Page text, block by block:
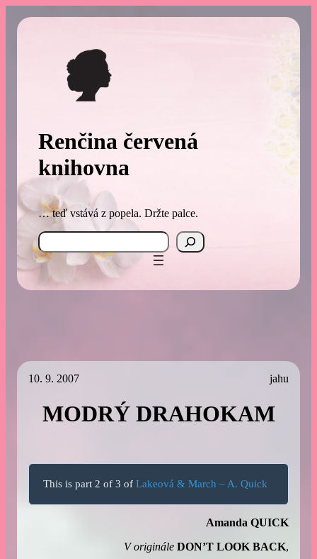
Renčina červená
knihovna
… teď vstává z popela. Držte palce.
Search
10. 9. 2007 jahu
MODRÝ DRAHOKAM
This is part 2 of 3 of Lakeová & March – A. Quick
Amanda QUICK
V originále DON’T LOOK BACK,